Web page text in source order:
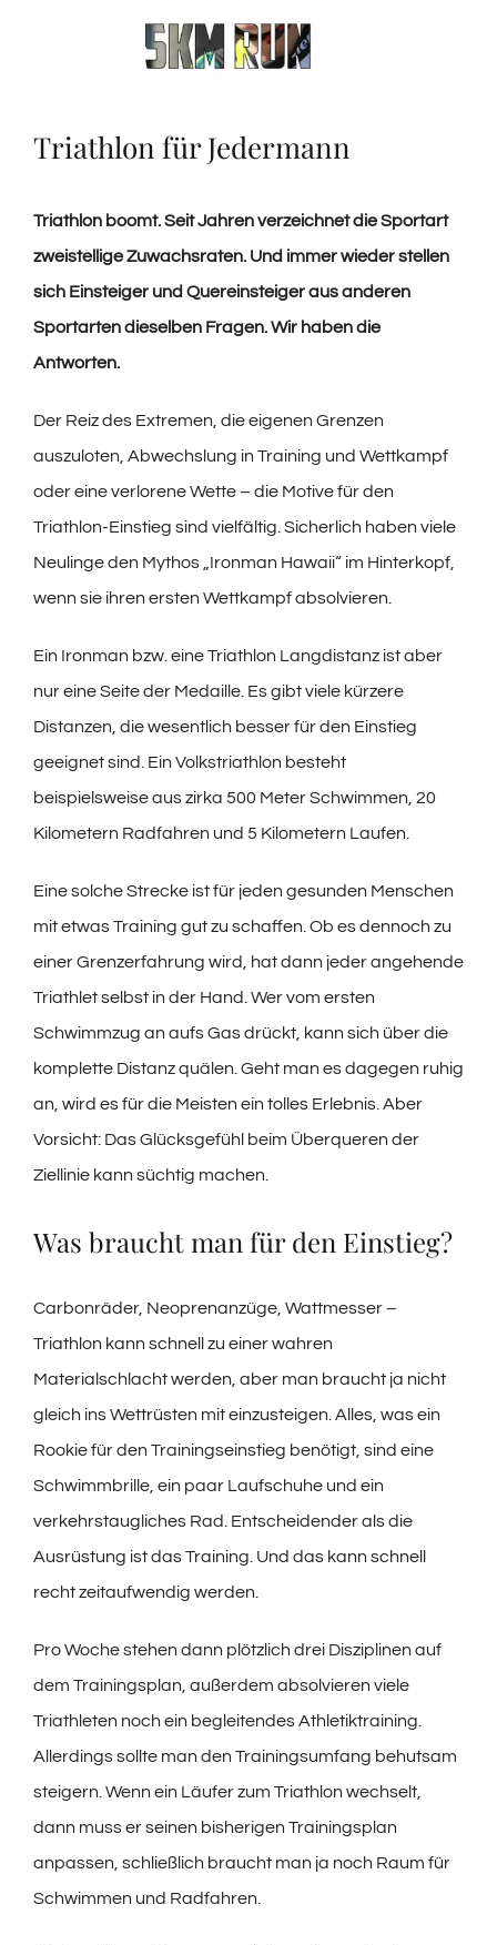
Triathlon für Jedermann
Triathlon boomt. Seit Jahren verzeichnet die Sportart
zweistellige Zuwachsraten. Und immer wieder stellen
sich Einsteiger und Quereinsteiger aus anderen
Sportarten dieselben Fragen. Wir haben die
Antworten.
Der Reiz des Extremen, die eigenen Grenzen
auszuloten, Abwechslung in Training und Wettkampf
oder eine verlorene Wette – die Motive für den
Triathlon-Einstieg sind vielfältig. Sicherlich haben viele
Neulinge den Mythos „Ironman Hawaii“ im Hinterkopf,
wenn sie ihren ersten Wettkampf absolvieren.
Ein Ironman bzw. eine Triathlon Langdistanz ist aber
nur eine Seite der Medaille. Es gibt viele kürzere
Distanzen, die wesentlich besser für den Einstieg
geeignet sind. Ein Volkstriathlon besteht
beispielsweise aus zirka 500 Meter Schwimmen, 20
Kilometern Radfahren und 5 Kilometern Laufen.
Eine solche Strecke ist für jeden gesunden Menschen
mit etwas Training gut zu schaffen. Ob es dennoch zu
einer Grenzerfahrung wird, hat dann jeder angehende
Triathlet selbst in der Hand. Wer vom ersten
Schwimmzug an aufs Gas drückt, kann sich über die
komplette Distanz quälen. Geht man es dagegen ruhig
an, wird es für die Meisten ein tolles Erlebnis. Aber
Vorsicht: Das Glücksgefühl beim Überqueren der
Ziellinie kann süchtig machen.
Was braucht man für den Einstieg?
Carbonräder, Neoprenanzüge, Wattmesser –
Triathlon kann schnell zu einer wahren
Materialschlacht werden, aber man braucht ja nicht
gleich ins Wettrüsten mit einzusteigen. Alles, was ein
Rookie für den Trainingseinstieg benötigt, sind eine
Schwimmbrille, ein paar Laufschuhe und ein
verkehrstaugliches Rad. Entscheidender als die
Ausrüstung ist das Training. Und das kann schnell
recht zeitaufwendig werden.
Pro Woche stehen dann plötzlich drei Disziplinen auf
dem Trainingsplan, außerdem absolvieren viele
Triathleten noch ein begleitendes Athletiktraining.
Allerdings sollte man den Trainingsumfang behutsam
steigern. Wenn ein Läufer zum Triathlon wechselt,
dann muss er seinen bisherigen Trainingsplan
anpassen, schließlich braucht man ja noch Raum für
Schwimmen und Radfahren.